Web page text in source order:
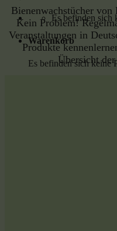
Es befinden sich
Warenkorb
Es befinden sich keine
Bienenwachstücher
Kein Problem!
Veranstaltungen in
Produkte
Übersicht